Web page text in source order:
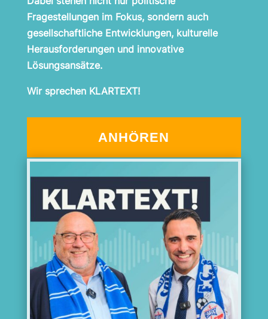
Fragestellungen im Fokus, sondern auch
gesellschaftliche Entwicklungen, kulturelle
Herausforderungen und innovative
Lösungsansätze.
Wir sprechen KLARTEXT!
ANHÖREN